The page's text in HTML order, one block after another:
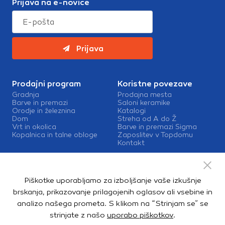
Prijava na e-novice
Prijava
Prodajni program
Gradnja
Barve in premazi
Orodje in železnina
Dom
Vrt in okolica
Kopalnica in talne obloge
Koristne povezave
Prodajna mesta
Saloni keramike
Katalogi
Streha od A do Ž
Barve in premazi Sigma
Zaposlitev v Topdomu
Kontakt
Mešalnice barv
Dostava
Piškotke uporabljamo za izboljšanje vaše izkušnje
brskanja, prikazovanje prilagojenih oglasov ali vsebine in
analizo našega prometa. S klikom na “Strinjam se” se
strinjate z našo uporabo piškotkov.